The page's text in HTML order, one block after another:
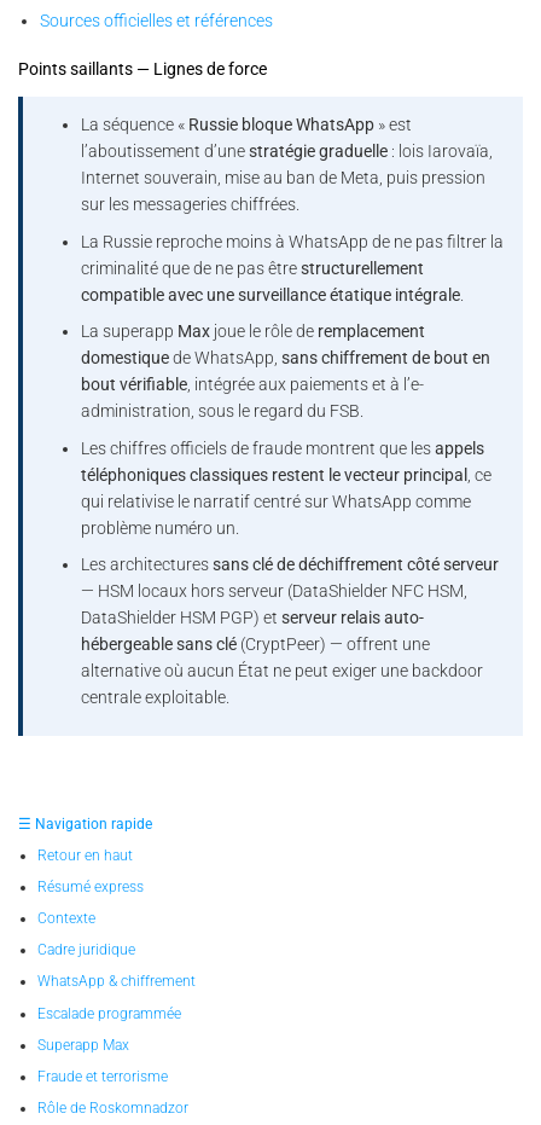
Sources officielles et références
Points saillants — Lignes de force
La séquence « Russie bloque WhatsApp» est
l’aboutissement d’unestratégie graduelle: lois Iarovaïa,
Internet souverain, mise au ban de Meta, puis pression
sur les messageries chiffrées.
La Russie reproche moins à WhatsApp de ne pas filtrer la
criminalité que de ne pas êtrestructurellement
compatible avec une surveillance étatique intégrale.
La superapp Maxjoue le rôle de remplacement
domestiquede WhatsApp, sans chiffrement de bout en
bout vérifiable, intégrée aux paiements et à l’e-
administration, sous le regard du FSB.
Les chiffres officiels de fraude montrent que lesappels
téléphoniques classiques restent le vecteur principal
, ce
qui relativise le narratif centré sur WhatsApp comme
problème numéro un.
Les architecturessans clé de déchiffrement côté serveur
— HSM locaux hors serveur (DataShielder NFC HSM,
DataShielder HSM PGP) et serveur relais auto-
hébergeable sans clé(CryptPeer) — offrent une
alternative où aucun État ne peut exiger une backdoor
centrale exploitable.
☰ Navigation rapide
Retour en haut
Résumé express
Contexte
Cadre juridique
WhatsApp & chiffrement
Escalade programmée
Superapp Max
Fraude et terrorisme
Rôle de Roskomnadzor